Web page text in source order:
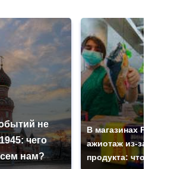
не
чего
нам?
В магазинах России
ажиотаж из-за этого
продукта: что купить?